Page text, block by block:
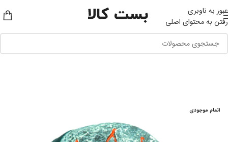
عبور به ناوبری
رفتن به محتوای اصلی
اتمام موجودی